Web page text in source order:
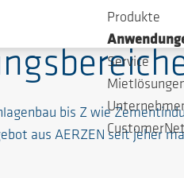
bis Z wie
aus AERZEN seit jeher
Produkte
Service
CustomerNet